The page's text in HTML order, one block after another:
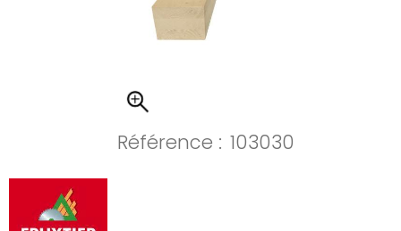
Référence : 103030